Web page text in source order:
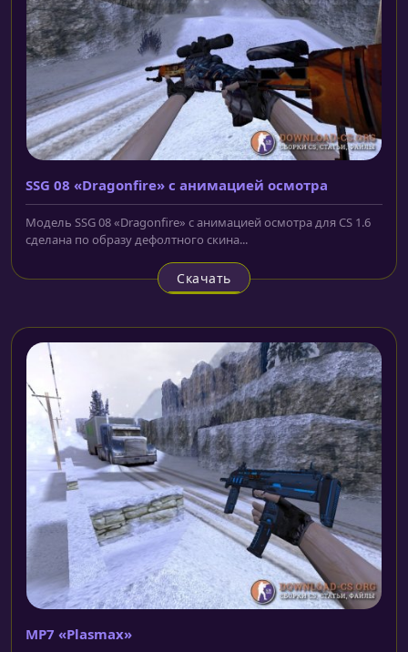
SSG 08 «Dragonfire» с анимацией осмотра
Модель SSG 08 «Dragonfire» с анимацией осмотра для CS 1.6
сделана по образу дефолтного скина...
Скачать
MP7 «Plasmax»